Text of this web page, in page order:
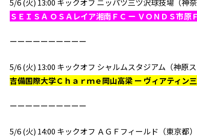
ＳＥＩＳＡ ＯＳＡレイア湘南ＦＣ ー ＶＯＮＤＳ市原
ーーーーーーーーーー
5/6 (火) 13:00 キックオフ シャルムスタジアム（神原
吉備国際大学Ｃｈａｒｍｅ岡山高梁 ー ヴィアティン
ーーーーーーーーーー
5/6 (火) 14:00 キックオフ ＡＧＦフィールド（東京都）